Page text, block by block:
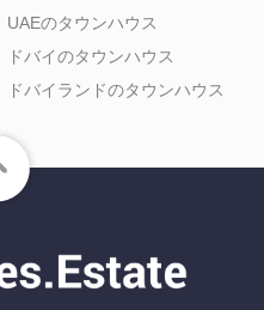
UAEのタウンハウス
ドバイのタウンハウス
ドバイランドのタウンハウス